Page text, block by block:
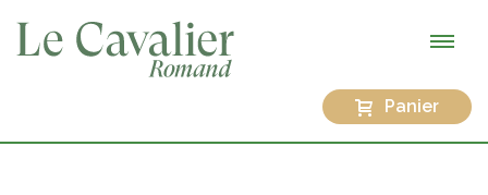
Panier